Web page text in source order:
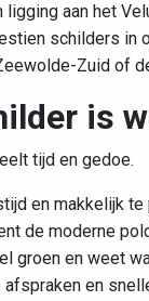
ligging aan het
schilders in
Zuid of
is
tijd en gedoe.
en makkelijk te
de moderne
groen en weet
en